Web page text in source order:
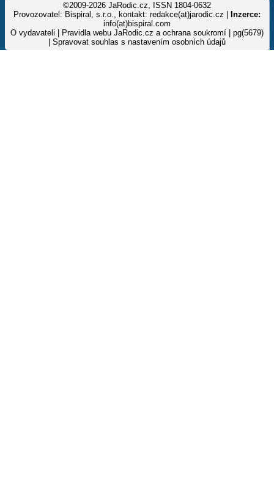
©2009-2026 JaRodic.cz, ISSN 1804-0632
Provozovatel: Bispiral, s.r.o., kontakt: redakce(at)jarodic.cz |
Inzerce:
info(at)bispiral.com
O vydavateli
Pravidla webu JaRodic.cz a ochrana soukromí | pg(5679)
Spravovat souhlas s nastavením osobních údajů